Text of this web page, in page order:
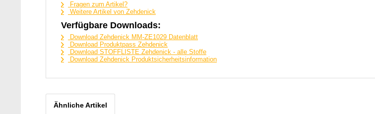
Fragen zum Artikel?
Weitere Artikel von Zehdenick
Verfügbare Downloads:
Download Zehdenick MM-ZE1029 Datenblatt
Download Produktpass Zehdenick
Download STOFFLISTE Zehdenick - alle Stoffe
Download Zehdenick Produktsicherheitsinformation
Ähnliche Artikel